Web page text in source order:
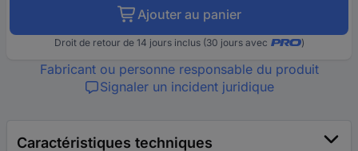
Ajouter au panier
Droit de retour de 14 jours inclus (30 jours avec )
Fabricant ou personne responsable du produit
Signaler un incident juridique
Caractéristiques techniques